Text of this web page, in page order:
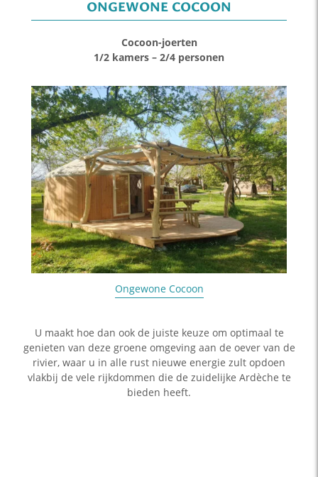
ONGEWONE COCOON
Cocoon-joerten
1/2 kamers – 2/4 personen
Ongewone Cocoon
U maakt hoe dan ook de juiste keuze om optimaal te
genieten van deze groene omgeving aan de oever van de
rivier, waar u in alle rust nieuwe energie zult opdoen
vlakbij de vele rijkdommen die de zuidelijke Ardèche te
bieden heeft.